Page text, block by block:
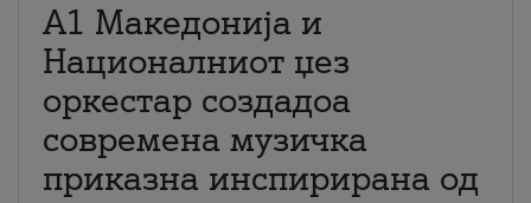
А1 Македонија и
Националниот џез
оркестар создадоа
современа музичка
приказна инспирирана од